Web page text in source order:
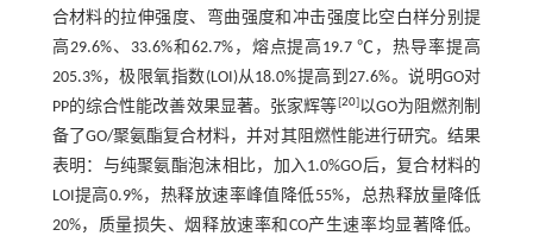
合材料的拉伸强度、弯曲强度和冲击强度比空白样分别提
高29.6%、33.6%和62.7%，熔点提高19.7 ℃，热导率提高
205.3%，极限氧指数(LOI)从18.0%提高到27.6%。说明GO对
PP的综合性能改善效果显著。张家辉等[20]以GO为阻燃剂制
备了GO/聚氨酯复合材料，并对其阻燃性能进行研究。结果
表明：与纯聚氨酯泡沫相比，加入1.0%GO后，复合材料的
LOI提高0.9%，热释放速率峰值降低55%，总热释放量降低
20%，质量损失、烟释放速率和CO产生速率均显著降低。